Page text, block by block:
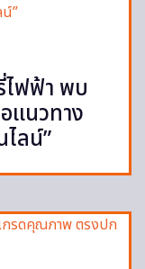
ฟฟ้า พบ
แนวทาง
ลน์”